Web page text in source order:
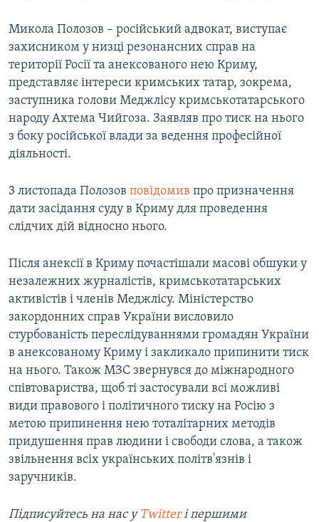
Микола Полозов – російський адвокат, виступає
захисником у низці резонансних справ на
території Росії та анексованого нею Криму,
представляє інтереси кримських татар, зокрема,
заступника голови Меджлісу кримськотатарського
народу Ахтема Чийгоза. Заявляв про тиск на нього
з боку російської влади за ведення професійної
діяльності.
3 листопада Полозов повідомив про призначення
дати засідання суду в Криму для проведення
слідчих дій відносно нього.
Після анексії в Криму почастішали масові обшуки у
незалежних журналістів, кримськотатарських
активістів і членів Меджлісу. Міністерство
закордонних справ України висловило
стурбованість переслідуваннями громадян України
в анексованому Криму і закликало припинити тиск
на нього. Також МЗС звернувся до міжнародного
співтовариства, щоб ті застосували всі можливі
види правового і політичного тиску на Росію з
метою припинення нею тоталітарних методів
придушення прав людини і свободи слова, а також
звільнення всіх українських політв'язнів і
заручників.
Підписуйтесь на наc у Twitterі першими